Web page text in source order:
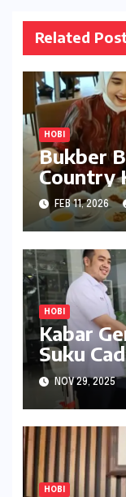
Related
HOBI
Bukber
Country
Gak
FEB 11, 2026
HOBI
Kabar
Suku
Buka
NOV 29, 2025
HOBI